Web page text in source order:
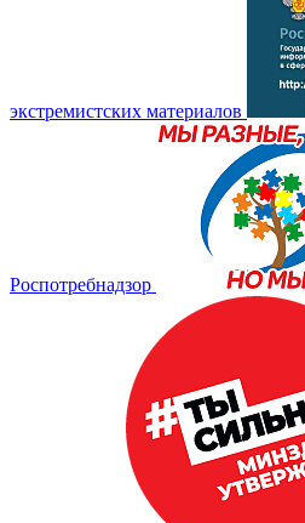
экстремистских материалов
Роспотребнадзор